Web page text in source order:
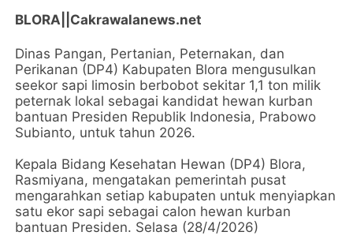
BLORA||Cakrawalanews.net
Dinas Pangan, Pertanian, Peternakan, dan
Perikanan (DP4) Kabupaten Blora mengusulkan
seekor sapi limosin berbobot sekitar 1,1 ton milik
peternak lokal sebagai kandidat hewan kurban
bantuan Presiden Republik Indonesia, Prabowo
Subianto, untuk tahun 2026.
Kepala Bidang Kesehatan Hewan (DP4) Blora,
Rasmiyana, mengatakan pemerintah pusat
mengarahkan setiap kabupaten untuk menyiapkan
satu ekor sapi sebagai calon hewan kurban
bantuan Presiden. Selasa (28/4/2026)